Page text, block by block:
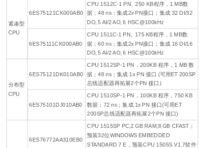
紧凑型
CPU
6ES75121CK000AB0
CPU 1512C-1 PN, 250 KB程序，1 MB数
据；48 ns；集成2x PN接口；集成 32 DI/32
DO, 5 AI/2 AO, 6 HSC@100kHz
6ES75111CK000AB0
CPU 1511C-1 PN, 175 KB程序，1 MB数
据；60 ns；集成2x PN接口；集成 16 DI/16
DO, 5 AI/2 AO, 6 HSC@100kHz
分布型
CPU
6ES75121DK010AB0
CPU 1512SP-1 PN，200KB 程序，1 MB 数
据；48 ns；集成 1x PN 接口 (可用ET 200SP
总线适配器再拓展2个PN 接口)
6ES75101DJ010AB0
CPU 1510SP-1 PN，100KB 程序，750 KB
数据；72 ns；集成 1x PN 接口(可用ET
200SP总线适配器再拓展2个PN 接口)
6ES76772AA310EB0
CPU 1515SP PC,2 GB RAM,8 GB CFAST；
预装32位WINDOWS EMBEDDED
STANDARD 7 E，预装CPU 1505S V1.7软件